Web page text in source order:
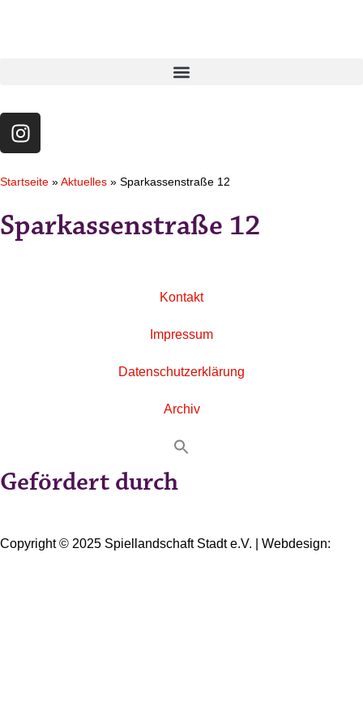
Startseite » Aktuelles » Sparkassenstraße 12
Sparkassenstraße 12
Kontakt
Impressum
Datenschutzerklärung
Archiv
Gefördert durch
Copyright © 2025 Spiellandschaft Stadt e.V. | Webdesign: